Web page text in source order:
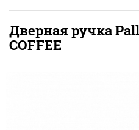
Дверная ручка
COFFEE